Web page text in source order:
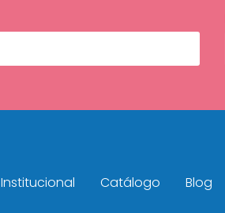
Institucional Catálogo Blog